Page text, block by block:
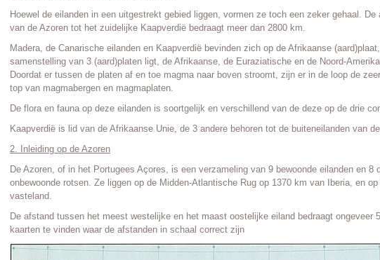
Hoewel de eilanden in een uitgestrekt gebied liggen, vormen ze toch een zeker gehaal.
van de Azoren tot het zuidelijke Kaapverdië bedraagt meer dan 2800 km.
Madera, de Canarische eilanden en Kaapverdië bevinden zich op de Afrikaanse
samenstelling van 3 (aard)platen ligt, de Afrikaanse, de Euraziatische en de Noord-
Doordat er tussen de platen af en toe magma naar boven stroomt, zijn er in de loop de
top van magmabergen en magmaplaten.
De flora en fauna op deze eilanden is soortgelijk en verschillend van de deze op de drie
Kaapverdië is lid van de Afrikaanse Unie, de 3 andere behoren tot de buiteneilanden van
2. Inleiding op de Azoren
De Azoren, of in het Portugees Açores, is een verzameling van 9 bewoonde eilanden en 8
onbewoonde rotsen. Ze liggen op de Midden-Atlantische Rug op 1370 km van Iberia, en
vasteland.
De afstand tussen het meest westelijke en het maast oostelijke eiland bedraagt ongeveer
kaarten te vinden waar de afstanden in schaal correct zijn